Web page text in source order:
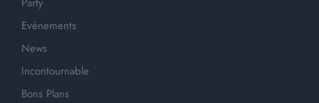
Evènements
News
Incontournable
Bons Plans